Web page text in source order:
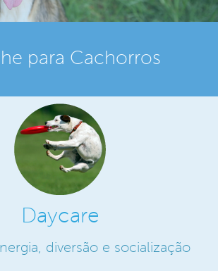
para Cachorros
Daycare
diversão e socialização